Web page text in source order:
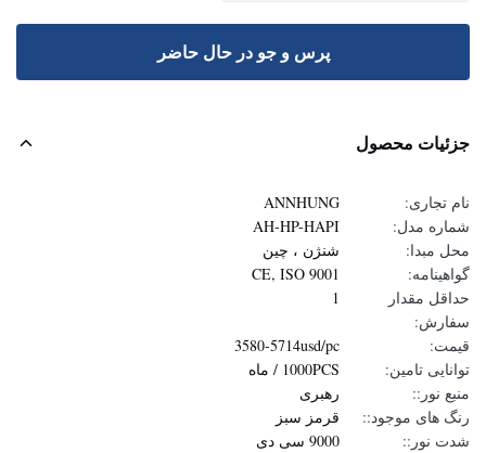
پرس و جو در حال حاضر
جزئیات محصول
نام تجاری:
ANNHUNG
شماره مدل:
AH-HP-HAPI
محل مبدا:
شنژن ، چین
گواهینامه:
CE, ISO 9001
حداقل مقدار
سفارش:
1
قیمت:
3580-5714usd/pc
توانایی تامین:
1000PCS / ماه
منبع نور::
رهبری
رنگ های موجود::
قرمز سبز
شدت نور::
9000 سی دی